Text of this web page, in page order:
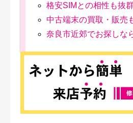
格安SIMとの相性も抜
中古端末の買取・販売
奈良市近郊でお探しな